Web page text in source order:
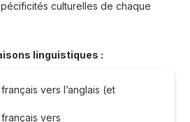
culturelles de chaque
linguistiques :
vers l’anglais (et
vers